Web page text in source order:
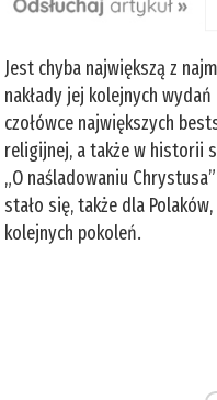
Jest chyba największą z
nakłady jej kolejnych
czołówce największych
religijnej, a także w historii
„O naśladowaniu
stało się, także dla
kolejnych pokoleń.